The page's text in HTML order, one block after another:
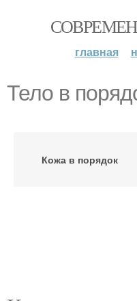
главная
Тело в
Кожа в порядок